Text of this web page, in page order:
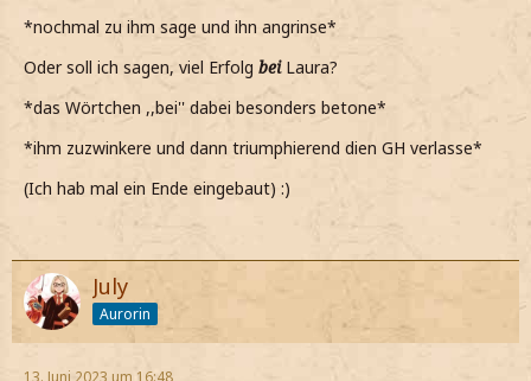
*nochmal zu ihm sage und ihn angrinse*
Oder soll ich sagen, viel Erfolg beiLaura?
*das Wörtchen ,,bei'' dabei besonders betone*
*ihm zuzwinkere und dann triumphierend dien GH verlasse*
(Ich hab mal ein Ende eingebaut) :)
July
Aurorin